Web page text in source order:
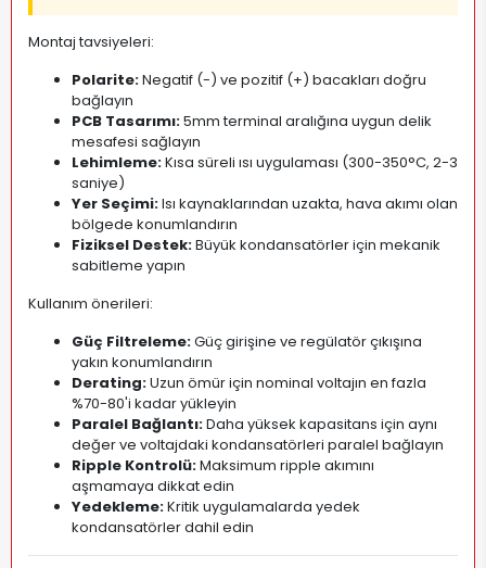
Montaj tavsiyeleri:
Polarite:Negatif (-) ve pozitif (+) bacakları doğru
bağlayın
PCB Tasarımı:5mm terminal aralığına uygun delik
mesafesi sağlayın
Lehimleme:Kısa süreli ısı uygulaması (300-350°C, 2-3
saniye)
Yer Seçimi:Isı kaynaklarından uzakta, hava akımı olan
bölgede konumlandırın
Fiziksel Destek:Büyük kondansatörler için mekanik
sabitleme yapın
Kullanım önerileri:
Güç Filtreleme:Güç girişine ve regülatör çıkışına
yakın konumlandırın
Derating:Uzun ömür için nominal voltajın en fazla
%70-80'i kadar yükleyin
Paralel Bağlantı:Daha yüksek kapasitans için aynı
değer ve voltajdaki kondansatörleri paralel bağlayın
Ripple Kontrolü:Maksimum ripple akımını
aşmamaya dikkat edin
Yedekleme:Kritik uygulamalarda yedek
kondansatörler dahil edin